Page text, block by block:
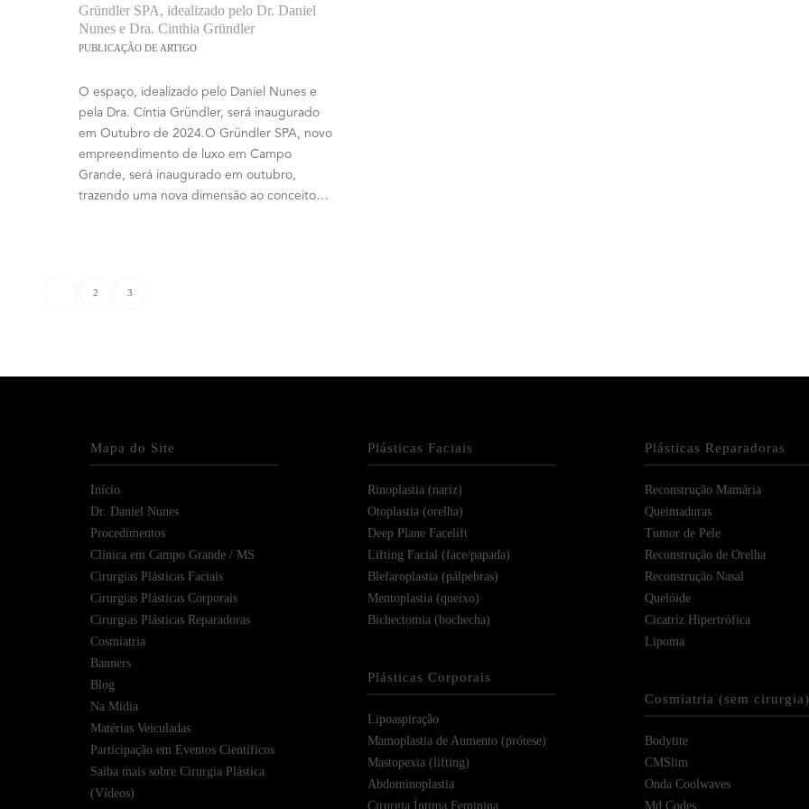
Gründler SPA, idealizado pelo Dr. Daniel
Nunes e Dra. Cinthia Gründler
PUBLICAÇÃO DE ARTIGO
O espaço, idealizado pelo Daniel Nunes e
pela Dra. Cíntia Gründler, será inaugurado
em Outubro de 2024.O Gründler SPA, novo
empreendimento de luxo em Campo
Grande, será inaugurado em outubro,
trazendo uma nova dimensão ao conceito…
2 3
Mapa do Site
Início
Dr. Daniel Nunes
Procedimentos
Clínica em Campo Grande / MS
Cirurgias Plásticas Faciais
Cirurgias Plásticas Corporais
Cirurgias Plásticas Reparadoras
Cosmiatria
Banners
Blog
Na Mídia
Matérias Veiculadas
Participação em Eventos Científicos
Saiba mais sobre Cirurgia Plástica
(Vídeos)
Plásticas Faciais
Rinoplastia (nariz)
Otoplastia (orelha)
Deep Plane Facelift
Lifting Facial (face/papada)
Blefaroplastia (pálpebras)
Mentoplastia (queixo)
Bichectomia (bochecha)
Plásticas Corporais
Lipoaspiração
Mamoplastia de Aumento (prótese)
Mastopexia (lifting)
Abdominoplastia
Cirurgia Íntima Feminina
Plásticas Reparadoras
Reconstrução Mamária
Queimaduras
Tumor de Pele
Reconstrução de Orelha
Reconstrução Nasal
Quelóide
Cicatriz Hipertrófica
Lipoma
Cosmiatria (sem cirurgia)
Bodytite
CMSlim
Onda Coolwaves
Md Codes